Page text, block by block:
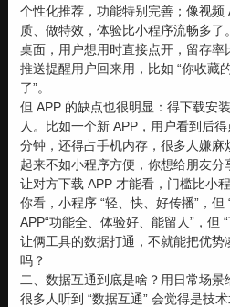
个性化推荐，功能特别完善；像视频
质、做特效，体验比小程序流畅多
桌面，用户想用时直接点开，留存率
推送提醒用户回来用，比如 “你收藏
了”。
但 APP 的缺点也很明显：得下载安
人。比如一个新 APP，用户看到后
分钟，还得占手机内存，很多人嫌
起来不如小程序方便，你想给朋友
让对方下载 APP 才能看，门槛比小程
你看，小程序 “轻、快、好传播”，但
APP“功能全、体验好、能留人”，但
让俩工具的数据打通，不就能把优势
吗？
二、数据互通到底是啥？用日常场景
很多人听到 “数据互通” 会觉得是技